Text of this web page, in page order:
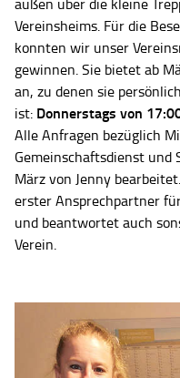
außen über die kleine
Vereinsheims. Für die
konnten wir unser
gewinnen. Sie bietet ab
an, zu denen sie
ist: Donnerstags von
Alle Anfragen bezüglich
Gemeinschaftsdienst
März von Jenny
erster Ansprechpartner
und beantwortet auch
Verein.